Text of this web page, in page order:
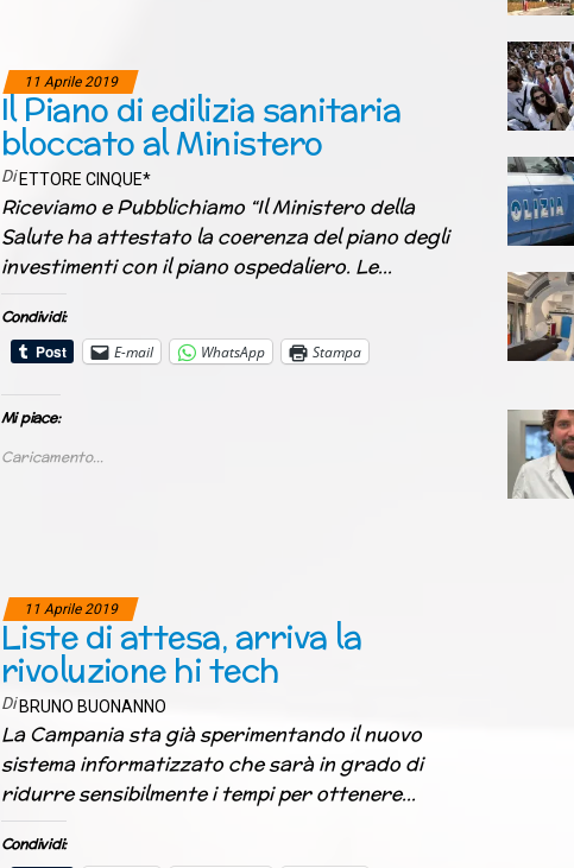
11 Aprile 2019
Il Piano di edilizia sanitaria
bloccato al Ministero
Di ETTORE CINQUE*
Riceviamo e Pubblichiamo “Il Ministero della
Salute ha attestato la coerenza del piano degli
investimenti con il piano ospedaliero. Le…
Condividi:
E-mail
WhatsApp Stampa
Mi piace:
Caricamento...
11 Aprile 2019
Liste di attesa, arriva la
rivoluzione hi tech
Di BRUNO BUONANNO
La Campania sta già sperimentando il nuovo
sistema informatizzato che sarà in grado di
ridurre sensibilmente i tempi per ottenere…
Condividi: